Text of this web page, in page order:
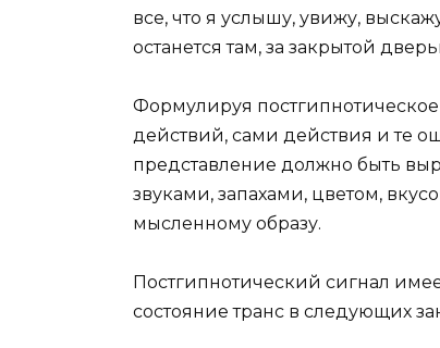
все, что я услышу, увижу,
останется там, за закрытой
Формулируя
действий, сами действия и те
представление должно быть
звуками, запахами, цветом,
мысленному образу.
Постгипнотический сигнал
состояние транс в следующих